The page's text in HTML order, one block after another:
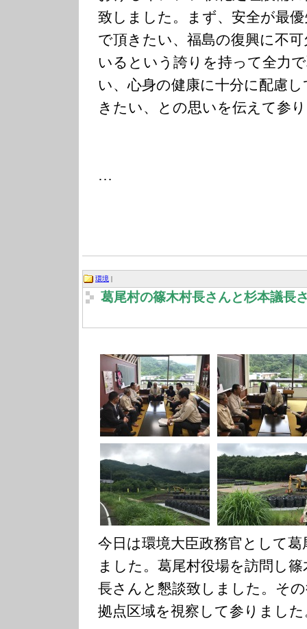
致しました。まず、安全が最
で頂きたい、福島の復興に不
いるという誇りを持って全力
い、心身の健康に十分に配慮
きたい、との思いを伝えて参
…
環境 |
葛尾村の篠木村長さんと杉本議長
今日は環境大臣政務官として
ました。葛尾村役場を訪問し
長さんと懇談致しました。そ
拠点区域を視察して参りました